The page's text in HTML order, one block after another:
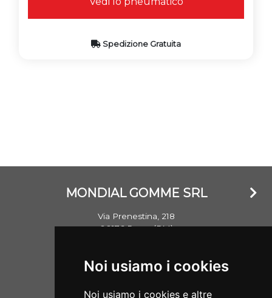
Noi usiamo i cookies
Noi usiamo i cookies e altre
Spedizione Gratuita
MONDIAL GOMME SRL
Via Prenestina, 218
00176 Roma (RM)